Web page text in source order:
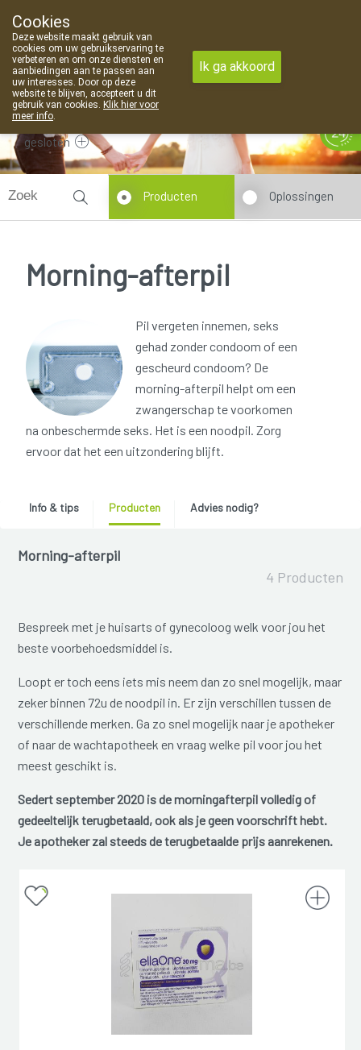
09 373 94 03
gesloten
Producten Oplossingen
Morning-afterpil
Pil vergeten innemen, seks
gehad zonder condoom of een
gescheurd condoom? De
morning-afterpil helpt om een
zwangerschap te voorkomen
na onbeschermde seks. Het is een noodpil. Zorg
ervoor dat het een uitzondering blijft.
Info & tips Producten Advies nodig?
Morning-afterpil
4 Producten
Bespreek met je huisarts of gynecoloog welk voor jou het
beste voorbehoedsmiddel is.
Loopt er toch eens iets mis neem dan zo snel mogelijk, maar
zeker binnen 72u de noodpil in. Er zijn verschillen tussen de
verschillende merken. Ga zo snel mogelijk naar je apotheker
of naar de wachtapotheek en vraag welke pil voor jou het
meest geschikt is.
Sedert september 2020 is de morningafterpil volledig of
gedeeltelijk terugbetaald, ook als je geen voorschrift hebt.
Je apotheker zal steeds de terugbetaalde prijs aanrekenen.
Cookies
Deze website maakt gebruik van
cookies om uw gebruikservaring te
verbeteren en om onze diensten en
aanbiedingen aan te passen aan
uw interesses. Door op deze
website te blijven, accepteert u dit
gebruik van cookies. Klik hier voor
meer info.
Ik ga akkoord